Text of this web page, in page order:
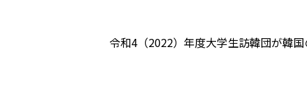
令和4（2022）年度大学生訪韓団が韓